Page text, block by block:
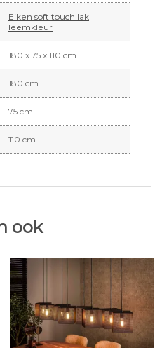
Eiken soft touch lak
leemkleur
180 x 75 x 110 cm
180 cm
75 cm
110 cm
ook